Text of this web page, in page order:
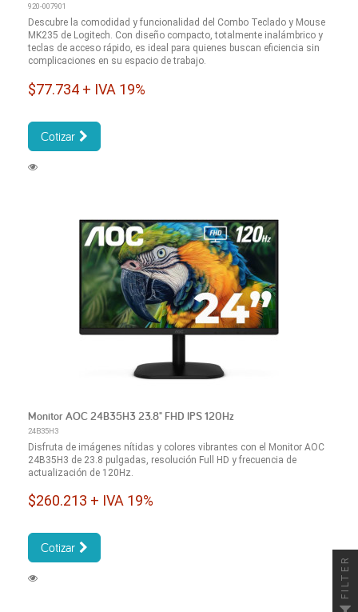
920-007901
Descubre la comodidad y funcionalidad del Combo Teclado y Mouse
MK235 de Logitech. Con diseño compacto, totalmente inalámbrico y
teclas de acceso rápido, es ideal para quienes buscan eficiencia sin
complicaciones en su espacio de trabajo.
$77.734 + IVA 19%
Cotizar
Monitor AOC 24B35H3 23.8" FHD IPS 120Hz
24B35H3
Disfruta de imágenes nítidas y colores vibrantes con el Monitor AOC
24B35H3 de 23.8 pulgadas, resolución Full HD y frecuencia de
actualización de 120Hz.
$260.213 + IVA 19%
Cotizar
FILTER